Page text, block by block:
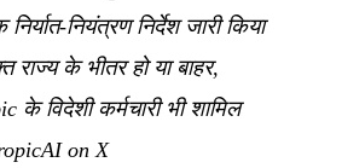
नियंत्रण निर्देश जारी किया
राज्य के भीतर हो या बाहर,
के विदेशी कर्मचारी भी शामिल
on X